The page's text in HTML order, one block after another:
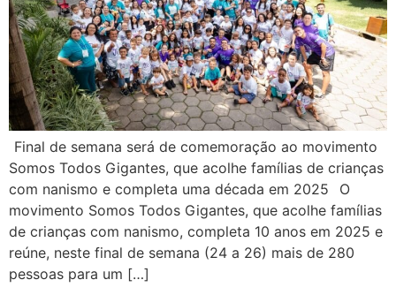
Final de semana será de comemoração ao movimento
Somos Todos Gigantes, que acolhe famílias de crianças
com nanismo e completa uma década em 2025 O
movimento Somos Todos Gigantes, que acolhe famílias
de crianças com nanismo, completa 10 anos em 2025 e
reúne, neste final de semana (24 a 26) mais de 280
pessoas para um […]